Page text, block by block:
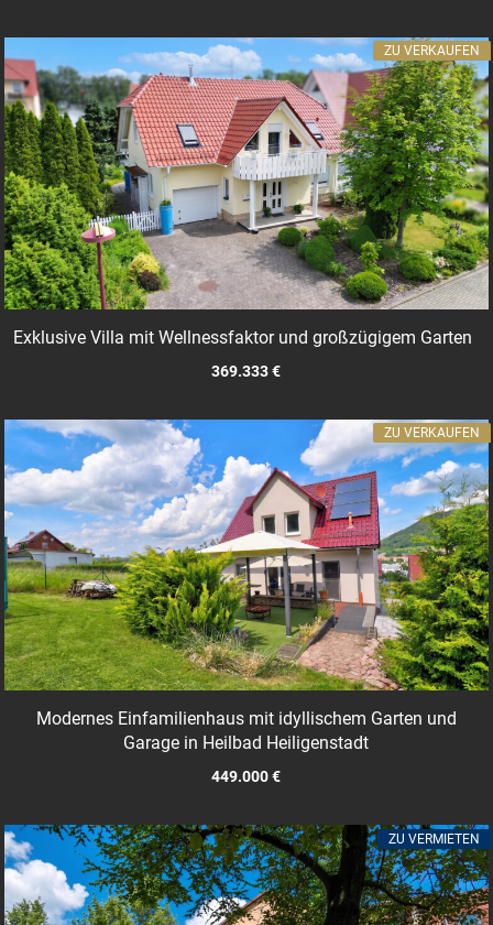
Exklusive Villa mit Wellnessfaktor und großzügigem Garten
369.333 €
ZU VERKAUFEN
Modernes Einfamilienhaus mit idyllischem Garten und
Garage in Heilbad Heiligenstadt
449.000 €
ZU VERKAUFEN
ZU VERMIETEN